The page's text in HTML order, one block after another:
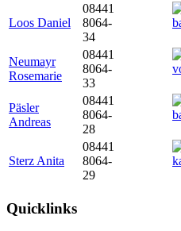
Loos Daniel
08441
8064-
34
Neumayr
Rosemarie
08441
8064-
33
Päsler
Andreas
08441
8064-
28
Sterz Anita
08441
8064-
29
Quicklinks